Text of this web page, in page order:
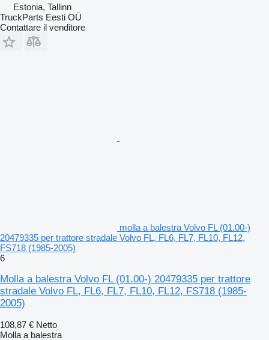
Estonia, Tallinn
TruckParts Eesti OÜ
Contattare il venditore
molla a balestra Volvo FL (01.00-)
20479335 per trattore stradale Volvo FL, FL6, FL7, FL10, FL12,
FS718 (1985-2005)
6
Molla a balestra Volvo FL (01.00-) 20479335 per trattore
stradale Volvo FL, FL6, FL7, FL10, FL12, FS718 (1985-
2005)
108,87 € Netto
Molla a balestra